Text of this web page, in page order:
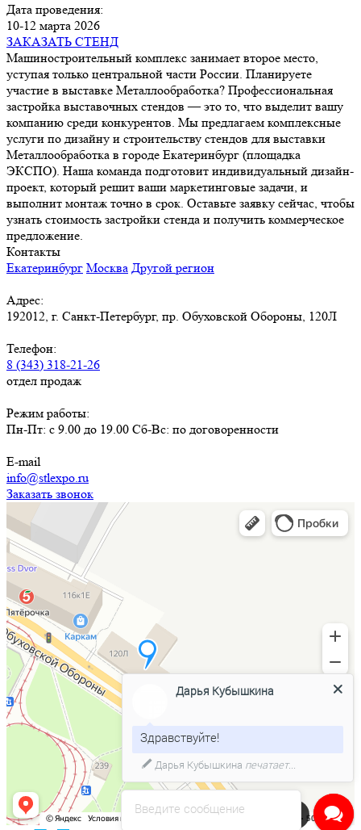
Дата проведения:
10-12 марта 2026
ЗАКАЗАТЬ СТЕНД
Машиностроительный комплекс занимает второе место,
уступая только центральной части России. Планируете
участие в выставке Металлообработка? Профессиональная
застройка выставочных стендов — это то, что выделит вашу
компанию среди конкурентов. Мы предлагаем комплексные
услуги по дизайну и строительству стендов для выставки
Металлообработка в городе Екатеринбург (площадка
ЭКСПО). Наша команда подготовит индивидуальный дизайн-
проект, который решит ваши маркетинговые задачи, и
выполнит монтаж точно в срок. Оставьте заявку сейчас, чтобы
узнать стоимость застройки стенда и получить коммерческое
предложение.
Контакты
Екатеринбург Москва Другой регион
Адрес:
192012, г. Санкт-Петербург, пр. Обуховской Обороны, 120Л
Телефон:
8 (343) 318-21-26
отдел продаж
Режим работы:
Пн-Пт: с 9.00 до 19.00 Сб-Вс: по договоренности
E-mail
info@stlexpo.ru
Заказать звонок
Напишите нам в чат
Введите сообщение
Дарья Кубышкина
Здравствуйте!
Дарья Кубышкина печатает...